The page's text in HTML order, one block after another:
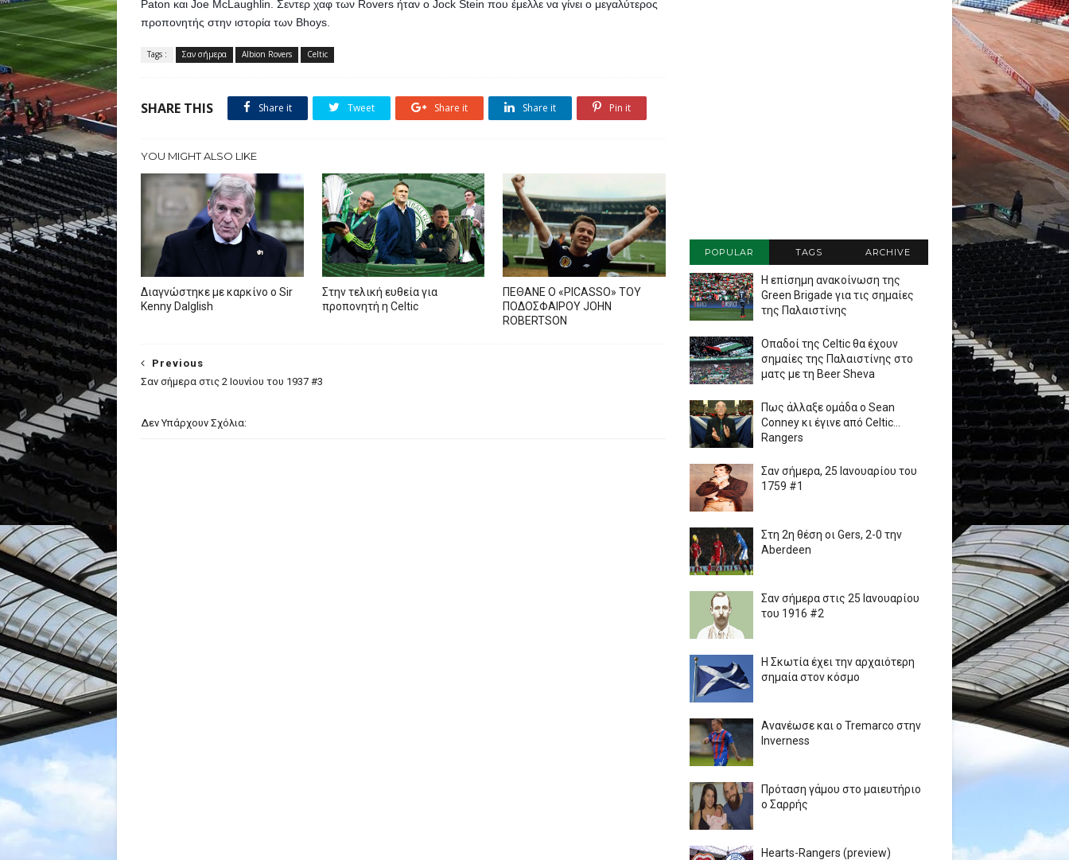
Paton και Joe McLaughlin. Σεντερ χαφ των Rovers ήταν ο Jock Stein που έμελλε να γίνει ο μεγαλύτερος
προπονητής στην ιστορία των Bhoys.
Tags : Σαν σήμερα Albion Rovers Celtic
SHARE THIS Share it Tweet Share it Share it Pin it
YOU MIGHT ALSO LIKE
Διαγνώστηκε με καρκίνο ο Sir
Kenny Dalglish
Στην τελική ευθεία για
προπονητή η Celtic
ΠΕΘΑΝΕ Ο «PICASSO» TOY
ΠΟΔΟΣΦΑΙΡΟΥ JOHN
ROBERTSON
Previous
Σαν σήμερα στις 2 Ιουνίου του 1937 #3
Δεν Υπάρχουν Σχόλια:
POPULAR TAGS ARCHIVE
Η επίσημη ανακοίνωση της
Green Brigade για τις σημαίες
της Παλαιστίνης
Οπαδοί της Celtic θα έχουν
σημαίες της Παλαιστίνης στο
ματς με τη Beer Sheva
Πως άλλαξε ομάδα ο Sean
Conney κι έγινε από Celtic...
Rangers
Σαν σήμερα, 25 Ιανουαρίου του
1759 #1
Στη 2η θέση οι Gers, 2-0 την
Aberdeen
Σαν σήμερα στις 25 Ιανουαρίου
του 1916 #2
Η Σκωτία έχει την αρχαιότερη
σημαία στον κόσμο
Ανανέωσε και ο Tremarco στην
Inverness
Πρόταση γάμου στο μαιευτήριο
ο Σαρρής
Hearts-Rangers (preview)